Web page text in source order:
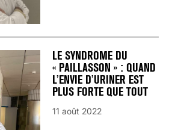
LE SYNDROME DU
« PAILLASSON » : QUAND
L’ENVIE D’URINER EST
PLUS FORTE QUE TOUT
11 août 2022